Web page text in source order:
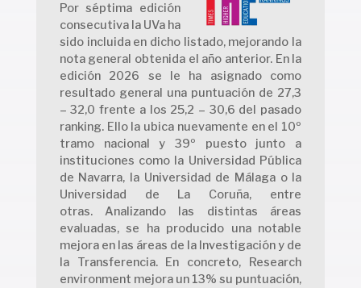
Por séptima edición
consecutiva la UVa ha
sido incluida en dicho listado, mejorando la
nota general obtenida el año anterior. En la
edición 2026 se le ha asignado como
resultado general una puntuación de 27,3
– 32,0 frente a los 25,2 – 30,6 del pasado
ranking. Ello la ubica nuevamente en el 10º
tramo nacional y 39º puesto junto a
instituciones como la Universidad Pública
de Navarra, la Universidad de Málaga o la
Universidad de La Coruña, entre
otras. Analizando las distintas áreas
evaluadas, se ha producido una notable
mejora en las áreas de la Investigación y de
la Transferencia. En concreto, Research
environment mejora un 13% su puntuación,